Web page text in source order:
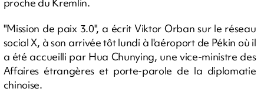
"Mission de paix 3.0", a écrit Viktor Orban sur le réseau
social X, à son arrivée tôt lundi à l'aéroport de Pékin où il
a été accueilli par Hua Chunying, une vice-ministre des
Affaires étrangères et porte-parole de la diplomatie
chinoise.